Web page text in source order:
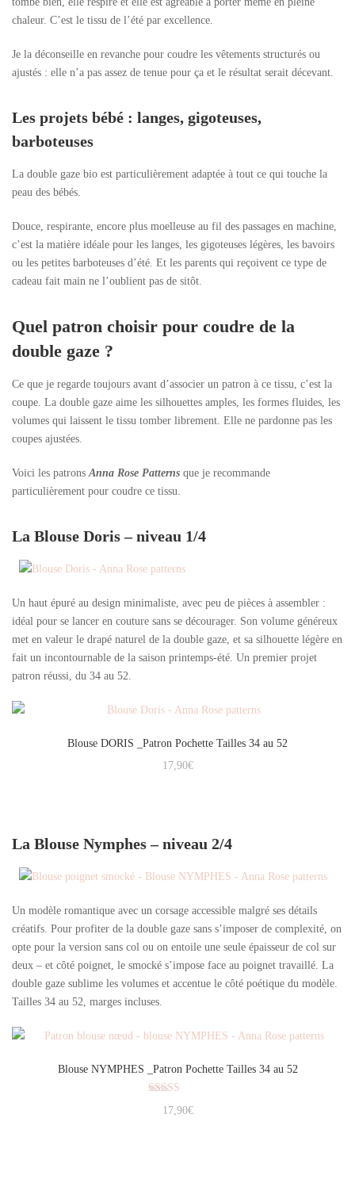
chaleur. C’est le tissu de l’été par excellence.
Je la déconseille en revanche pour coudre les vêtements structurés ou
ajustés : elle n’a pas assez de tenue pour ça et le résultat serait décevant.
Les projets bébé : langes, gigoteuses,
barboteuses
La double gaze bio est particulièrement adaptée à tout ce qui touche la
peau des bébés.
Douce, respirante, encore plus moelleuse au fil des passages en machine,
c’est la matière idéale pour les langes, les gigoteuses légères, les bavoirs
ou les petites barboteuses d’été. Et les parents qui reçoivent ce type de
cadeau fait main ne l’oublient pas de sitôt.
Quel patron choisir pour coudre de la
double gaze ?
Ce que je regarde toujours avant d’associer un patron à ce tissu, c’est la
coupe. La double gaze aime les silhouettes amples, les formes fluides, les
volumes qui laissent le tissu tomber librement. Elle ne pardonne pas les
coupes ajustées.
Voici les patronsAnna Rose Patterns que je recommande
particulièrement pour coudre ce tissu.
La Blouse Doris – niveau 1/4
Un haut épuré au design minimaliste, avec peu de pièces à assembler :
idéal pour se lancer en couture sans se décourager. Son volume généreux
met en valeur le drapé naturel de la double gaze, et sa silhouette légère en
fait un incontournable de la saison printemps-été. Un premier projet
patron réussi, du 34 au 52.
Blouse DORIS _Patron Pochette Tailles 34 au 52
17,90€
La Blouse Nymphes – niveau 2/4
Un modèle romantique avec un corsage accessible malgré ses détails
créatifs. Pour profiter de la double gaze sans s’imposer de complexité, on
opte pour la version sans col ou on entoile une seule épaisseur de col sur
deux – et côté poignet, le smocké s’impose face au poignet travaillé. La
double gaze sublime les volumes et accentue le côté poétique du modèle.
Tailles 34 au 52, marges incluses.
Blouse NYMPHES _Patron Pochette Tailles 34 au 52
Note
5.00
17,90€